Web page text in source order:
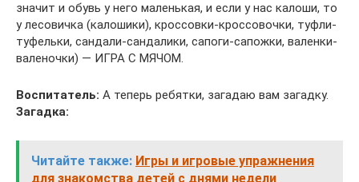
значит и обувь у него маленькая, и если у нас калоши, то
у лесовичка (калошики), кроссовки-кроссовочки, туфли-
туфельки, сандали-сандалики, сапоги-сапожки, валенки-
валеночки) — ИГРА С МЯЧОМ.
Воспитатель: А теперь ребятки, загадаю вам загадку.
Загадка:
Читайте также: Игры и игровые упражнения
для знакомства детей с днями недели